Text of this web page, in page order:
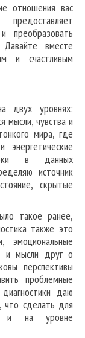
отношения вас
преобразовать
вместе
и счастливым
двух уровнях:
мысли, чувства и
мира, где
энергетические
в данных
источник
скрытые
такое ранее,
также это
эмоциональные
и мысли друг о
перспективы
проблемные
даю
что сделать для
и на уровне